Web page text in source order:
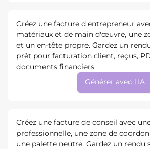
Créez une facture d'entrepreneur
matériaux et de main d'œuvre, une
et un en-tête propre. Gardez un
prêt pour facturation client, reçus,
documents financiers.
Générer avec l'IA
Créez une facture de conseil avec
professionnelle, une zone de
une palette neutre. Gardez un rendu